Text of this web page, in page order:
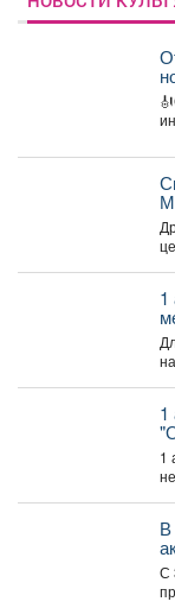
1
1
1
В
С